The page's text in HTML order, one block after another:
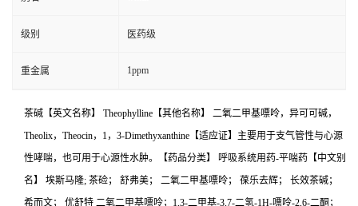
级别 医药级
重金属 1ppm
茶碱【英文名称】 Theophylline【其他名称】 二氧二甲基嘌呤，异可可碱，
Theolix，Theocin，1，3-Dimethyxanthine【适应证】主要用于支气管性与心源
性哮喘，也可用于心源性水肿。【药品分类】 呼吸系统用药-平喘药【中文别
名】 埃斯马隆; 茶硷； 舒弗美； 二氧二甲基嘌呤； 葆乐去辉； 长效茶碱；
希而文； 优舒特 二氧二甲基嘌呤；1,3-二甲基-3,7-二氢-1H-嘌呤-2,6-二酮；